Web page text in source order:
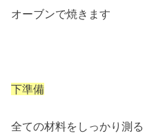
オーブンで焼きます
下準備
全ての材料をしっかり測る